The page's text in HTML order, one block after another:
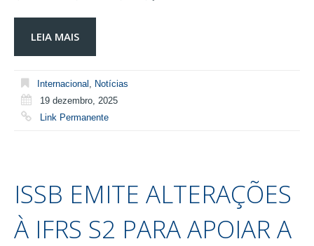
LEIA MAIS
Internacional , Notícias
19 dezembro, 2025
Link Permanente
ISSB EMITE ALTERAÇÕES
À IFRS S2 PARA APOIAR A